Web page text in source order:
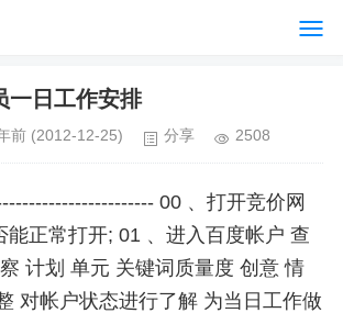
一日工作安排
前 (2012-12-25) 分享 2508
00 、打开竞价网
能正常打开; 01 、进入百度帐户 查
计划 单元 关键词质量度 创意 情
对帐户状态进行了解 为当日工作做